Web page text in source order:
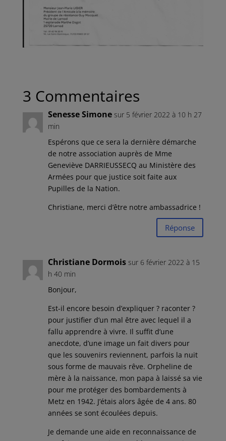
3 Commentaires
Senesse Simone sur 5 février 2022 à 10 h 27
min
Espérons que ce sera la dernière démarche
de notre association auprès de Mme
Geneviève DARRIEUSSECQ au Ministère des
Armées pour que justice soit faite aux
Pupilles de la Nation.
Christiane, merci d’être notre ambassadrice !
Réponse
Christiane Dormois sur 6 février 2022 à 15
h 40 min
Bonjour,
Est-il encore besoin d’expliquer ? raconter ?
pour justifier d’un mal être avec lequel il a
fallu apprendre à vivre. Il suffit d’une
anecdote, d’une image un fait divers pour
que les souvenirs reviennent, parfois la nuit
sous forme de mauvais rêve. Orpheline de
mère à la naissance, mon papa à laissé sa vie
pour me protéger des bombardements à
Metz en 1942. J’étais alors âgée de 4 ans. 80
années se sont écoulées depuis.
Je demande une aide en reconnaissance de